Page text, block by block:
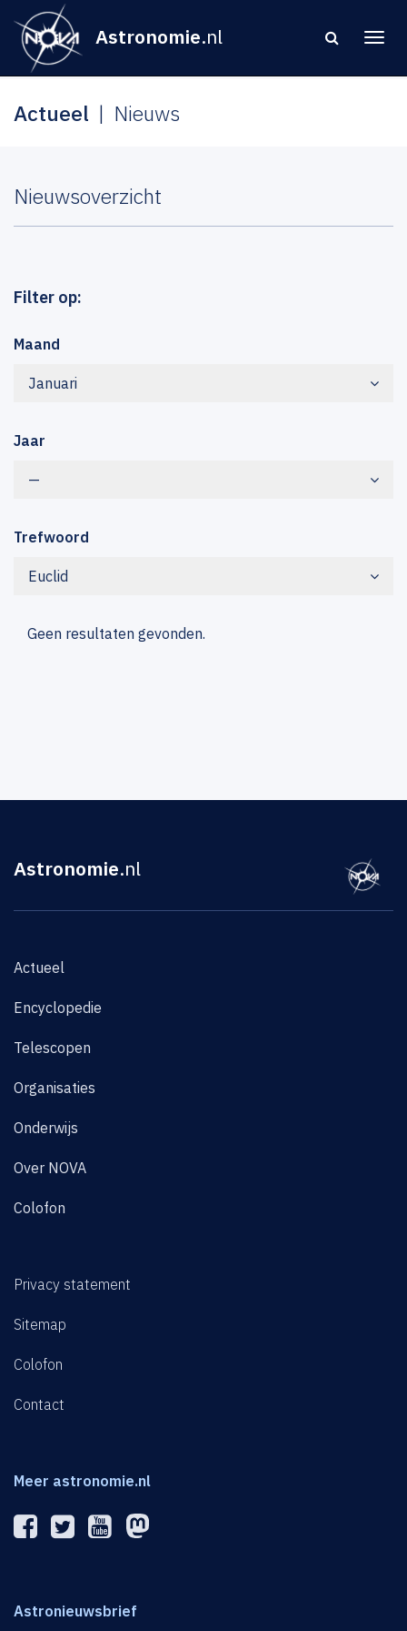
Astronomie.nl
Actueel Nieuws
Nieuwsoverzicht
Filter op:
Maand
Januari
Jaar
—
Trefwoord
Euclid
Geen resultaten gevonden.
Astronomie.nl
Actueel
Encyclopedie
Telescopen
Organisaties
Onderwijs
Over NOVA
Colofon
Privacy statement
Sitemap
Colofon
Contact
Meer astronomie.nl
Astronieuwsbrief